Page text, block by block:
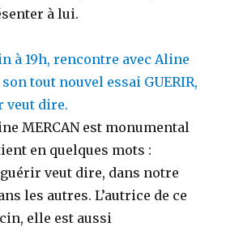
à lui.
à 19h, rencontre avec Aline
tout nouvel essai GUERIR,
veut dire.
MERCAN est monumental
en quelques mots :
veut dire, dans notre
les autres. L’autrice de ce
elle est aussi